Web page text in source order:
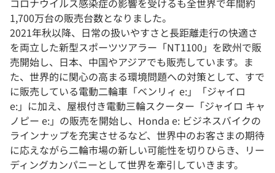
コロナウイルス感染症の影響を受けるも全世界で年間約
1,700万台の販売台数となりました。
2021年秋以降、日常の扱いやすさと長距離走行の快適さ
を両立した新型スポーツツアラー「NT1100」を欧州で販
売開始し、日本、中国やアジアでも販売しています。ま
た、世界的に関心の高まる環境問題への対策として、すで
に販売している電動二輪車「ベンリィ e:」「ジャイロ
e:」に加え、屋根付き電動三輪スクーター「ジャイロ キャ
ノピー e:」の販売を開始し、Honda e: ビジネスバイクの
ラインナップを充実させるなど、世界中のお客さまの期待
に応えながら二輪市場の新しい可能性を切りひらき、リー
ディングカンパニーとして世界を牽引していきます。